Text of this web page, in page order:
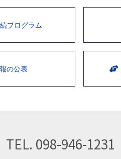
プログラム
の公表
TEL. 098-946-1231